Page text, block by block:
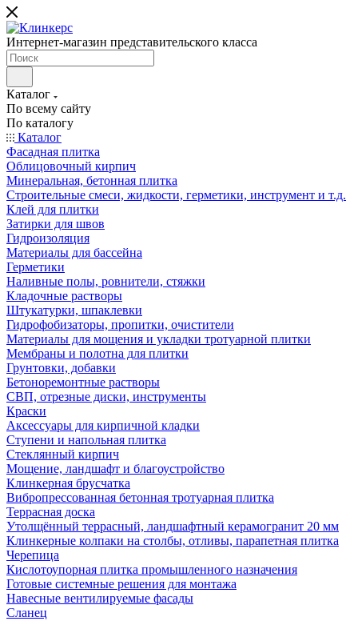
Интернет-магазин представительского класса
Каталог
По всему сайту
По каталогу
Каталог
Фасадная плитка
Облицовочный кирпич
Минеральная, бетонная плитка
Строительные смеси, жидкости, герметики, инструмент и т.д.
Клей для плитки
Затирки для швов
Гидроизоляция
Материалы для бассейна
Герметики
Наливные полы, ровнители, стяжки
Кладочные растворы
Штукатурки, шпаклевки
Гидрофобизаторы, пропитки, очистители
Материалы для мощения и укладки тротуарной плитки
Мембраны и полотна для плитки
Грунтовки, добавки
Бетоноремонтные растворы
СВП, отрезные диски, инструменты
Краски
Аксессуары для кирпичной кладки
Ступени и напольная плитка
Cтеклянный кирпич
Мощение, ландшафт и благоустройство
Клинкерная брусчатка
Вибропрессованная бетонная тротуарная плитка
Террасная доска
Утолщённый террасный, ландшафтный керамогранит 20 мм
Клинкерные колпаки на столбы, отливы, парапетная плитка
Черепица
Кислотоупорная плитка промышленного назначения
Готовые системные решения для монтажа
Навесные вентилируемые фасады
Сланец